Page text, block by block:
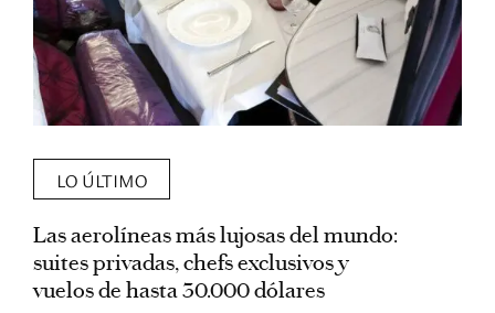
LO ÚLTIMO
Las aerolíneas más lujosas del mundo:
suites privadas, chefs exclusivos y
vuelos de hasta 30.000 dólares